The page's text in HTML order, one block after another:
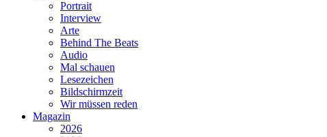
Portrait
Interview
Arte
Behind The Beats
Audio
Mal schauen
Lesezeichen
Bildschirmzeit
Wir müssen reden
Magazin
2026